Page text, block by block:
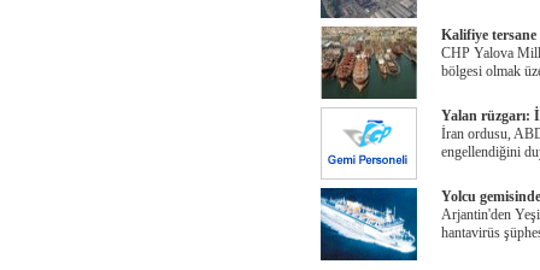
Kalifiye tersane
CHP Yalova
bölgesi olmak
Yalan rüzgarı:
İran ordusu,
engellendiğini
Yolcu
Arjantin'den
hantavirüs